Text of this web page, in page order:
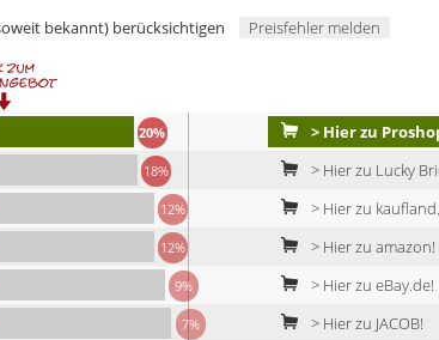
bekannt) berücksichtigen Preisfehler melden
20% > Hier zu
18% > Hier zu Lucky
12% > Hier zu
12% > Hier zu amazon!
9% > Hier zu eBay.de!
7% > Hier zu JACOB!